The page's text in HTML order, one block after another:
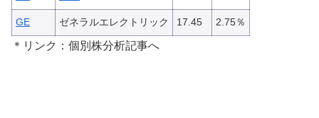
GE ゼネラルエレクトリック 17.45 2.75％
＊リンク：個別株分析記事へ